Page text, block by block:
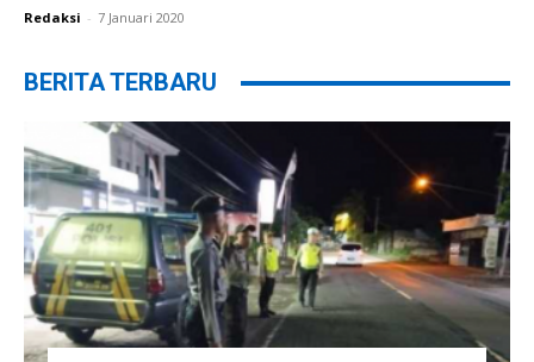
Redaksi - 7 Januari 2020
BERITA TERBARU